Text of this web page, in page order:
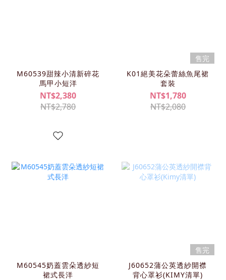
M60539甜辣小清新碎花
馬甲小短洋
NT$2,380
NT$2,780
售完
K01絕美花朵蕾絲魚尾裙
套裝
NT$1,780
NT$2,080
M60545奶蓋雲朵透紗短
裙式長洋
售完
J60652蒲公英透紗開襟
背心罩衫(KIMY清單)